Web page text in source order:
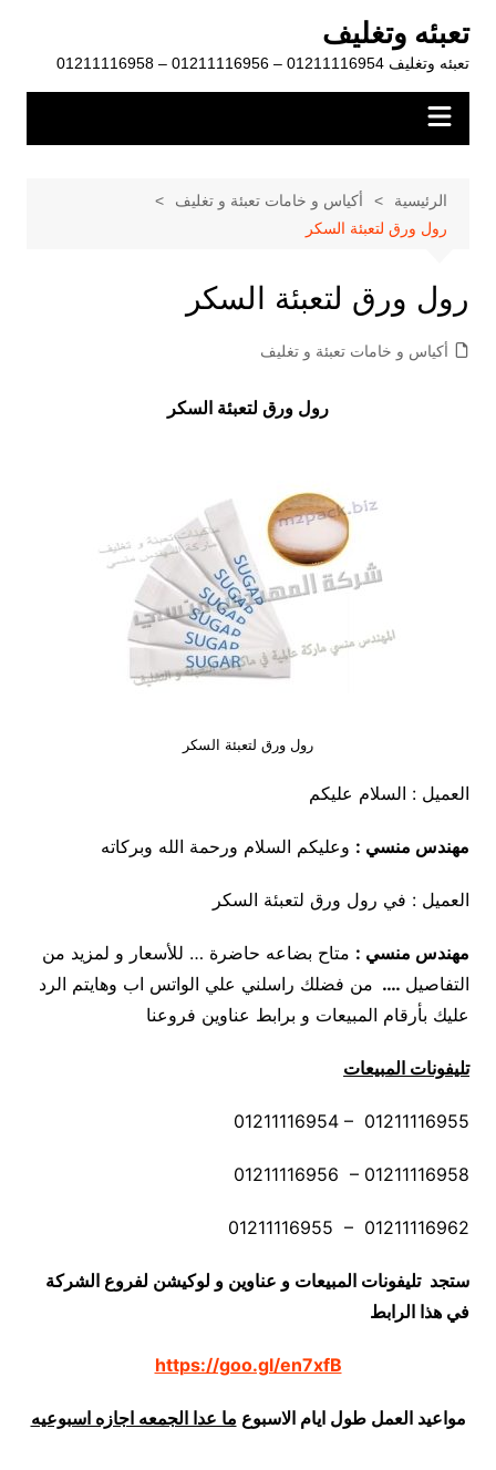
المحتوى
تعبئه وتغليف
تعبئه وتغليف 01211116954 – 01211116956 – 01211116958
الرئيسية
أكياس و خامات تعبئة و تغليف
رول ورق لتعبئة السكر
رول ورق لتعبئة السكر
أكياس و خامات تعبئة و تغليف
رول ورق لتعبئة السكر
رول ورق لتعبئة السكر
العميل : السلام عليكم
مهندس منسي : وعليكم السلام ورحمة الله وبركاته
العميل : في رول ورق لتعبئة السكر
مهندس منسي : متاح بضاعه حاضرة … للأسعار و لمزيد من
التفاصيل …. من فضلك راسلني علي الواتس اب وهايتم الرد
عليك بأرقام المبيعات و برابط عناوين فروعنا
تليفونات المبيعات
01211116954 – 01211116955
01211116956 – 01211116958
01211116955 – 01211116962
ستجد تليفونات المبيعات و عناوين و لوكيشن لفروع الشركة
في هذا الرابط
https://goo.gl/en7xfB
مواعيد العمل طول ايام الاسبوع ما عدا الجمعه اجازه اسبوعيه